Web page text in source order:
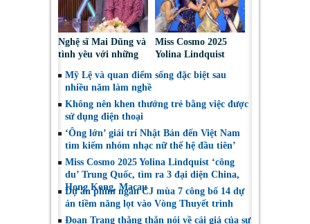
Nghệ sĩ Mai Dũng và
tình yêu với những
Miss Cosmo 2025
Yolina Lindquist
đại diện mới tranh
Mỹ Lệ và quan điểm sống đặc biệt sau
nhiều năm làm nghề
Không nên khen thưởng trẻ bằng việc được
sử dụng điện thoại
‘Ông lớn’ giải trí Nhật Bản đến Việt Nam
tìm kiếm nhóm nhạc nữ thế hệ đầu tiên’
Miss Cosmo 2025 Yolina Lindquist ‘công
du’ Trung Quốc, tìm ra 3 đại diện China,
Hong Kong, Macau
Dự án phim ngắn CJ mùa 7 công bố 14 dự
án tiềm năng lọt vào Vòng Thuyết trình
Đoan Trang thẳng thắn nói về cái giá của sự